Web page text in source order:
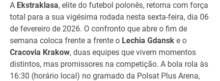
A Ekstraklasa, elite do futebol polonês, retorna com força
total para a sua vigésima rodada nesta sexta-feira, dia 06
de fevereiro de 2026. O confronto que abre o fim de
semana coloca frente a frente o Lechia Gdansk e o
Cracovia Krakow, duas equipes que vivem momentos
distintos, mas promissores na competição. A bola rola às
16:30 (horário local) no gramado da Polsat Plus Arena,